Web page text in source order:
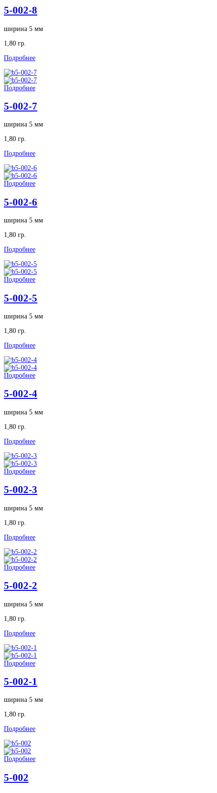
5-002-8
ширина 5 мм
1,80 гр.
Подробнее
Подробнее
5-002-7
ширина 5 мм
1,80 гр.
Подробнее
Подробнее
5-002-6
ширина 5 мм
1,80 гр.
Подробнее
Подробнее
5-002-5
ширина 5 мм
1,80 гр.
Подробнее
Подробнее
5-002-4
ширина 5 мм
1,80 гр.
Подробнее
Подробнее
5-002-3
ширина 5 мм
1,80 гр.
Подробнее
Подробнее
5-002-2
ширина 5 мм
1,80 гр.
Подробнее
Подробнее
5-002-1
ширина 5 мм
1,80 гр.
Подробнее
Подробнее
5-002